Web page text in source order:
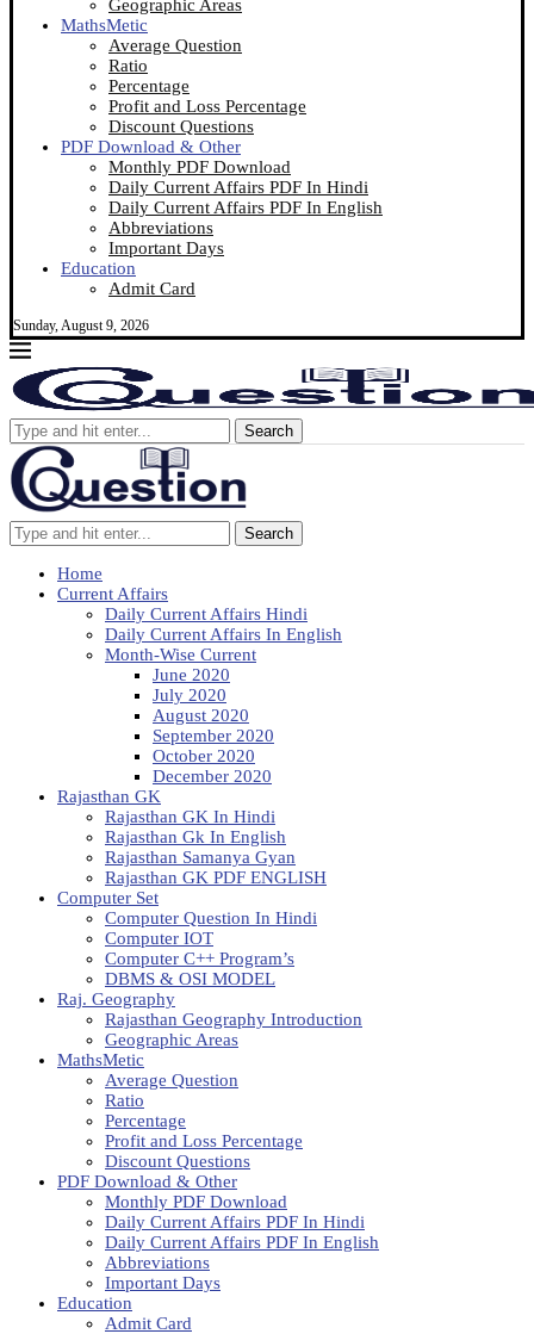
Geographic Areas
MathsMetic
Average Question
Ratio
Percentage
Profit and Loss Percentage
Discount Questions
PDF Download & Other
Monthly PDF Download
Daily Current Affairs PDF In Hindi
Daily Current Affairs PDF In English
Abbreviations
Important Days
Education
Admit Card
Sunday, August 9, 2026
Search
Search
Home
Current Affairs
Daily Current Affairs Hindi
Daily Current Affairs In English
Month-Wise Current
June 2020
July 2020
August 2020
September 2020
October 2020
December 2020
Rajasthan GK
Rajasthan GK In Hindi
Rajasthan Gk In English
Rajasthan Samanya Gyan
Rajasthan GK PDF ENGLISH
Computer Set
Computer Question In Hindi
Computer IOT
Computer C++ Program’s
DBMS & OSI MODEL
Raj. Geography
Rajasthan Geography Introduction
Geographic Areas
MathsMetic
Average Question
Ratio
Percentage
Profit and Loss Percentage
Discount Questions
PDF Download & Other
Monthly PDF Download
Daily Current Affairs PDF In Hindi
Daily Current Affairs PDF In English
Abbreviations
Important Days
Education
Admit Card